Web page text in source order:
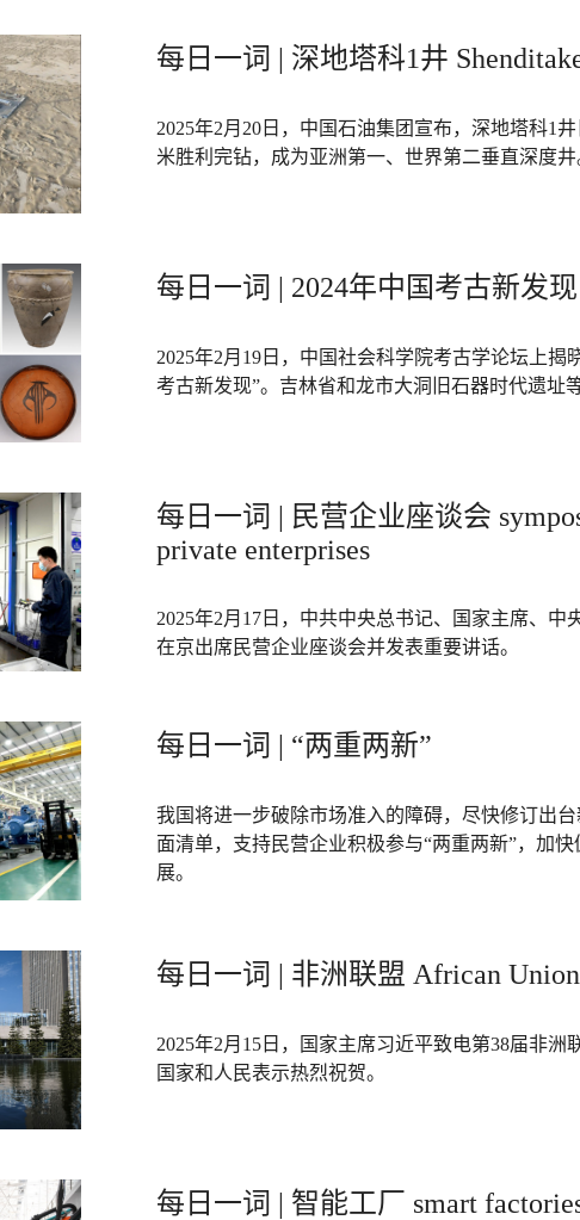
每日一词 | 深地塔科1井
2025年2月20日，中国石油集团宣布，深地塔科1
米胜利完钻，成为亚洲第一、世界第二垂直深度井
每日一词 | 2024年中国考古新发现
2025年2月19日，中国社会科学院考古学论坛上揭
考古新发现”。吉林省和龙市大洞旧石器时代遗址
每日一词 | 民营企业座谈会
private enterprises
2025年2月17日，中共中央总书记、国家主席、中
在京出席民营企业座谈会并发表重要讲话。
每日一词 | “两重两新”
我国将进一步破除市场准入的障碍，尽快修订出
面清单，支持民营企业积极参与“两重两新”，加
展。
每日一词 | 非洲联盟 African Union
2025年2月15日，国家主席习近平致电第38届非洲
国家和人民表示热烈祝贺。
每日一词 | 智能工厂 smart